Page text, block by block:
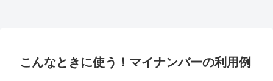
こんなときに使う！マイナンバーの利用例